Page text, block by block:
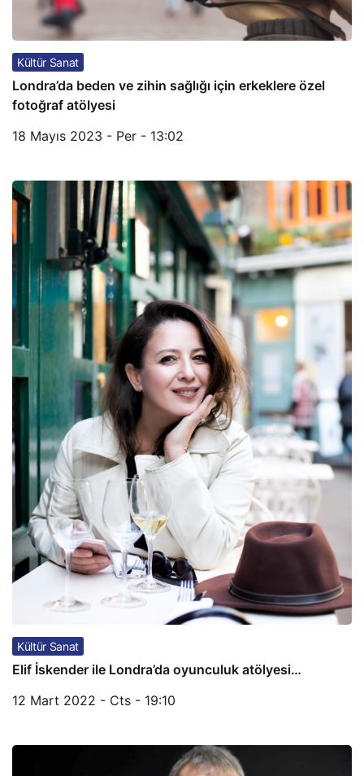
Kültür Sanat
Londra’da beden ve zihin sağlığı için erkeklere özel
fotoğraf atölyesi
18 Mayıs 2023 - Per - 13:02
Kültür Sanat
Elif İskender ile Londra’da oyunculuk atölyesi…
12 Mart 2022 - Cts - 19:10